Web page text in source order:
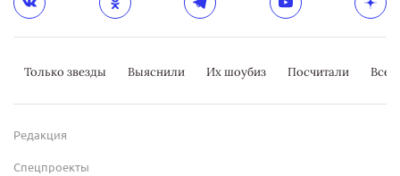
Только звезды Выяснили Их шоубиз Посчитали
Редакция
Спецпроекты